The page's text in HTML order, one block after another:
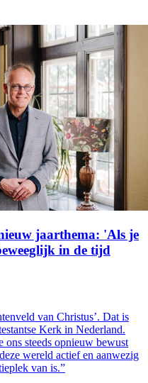
jaarthema: 'Als je
in de tijd
van Christus’. Dat is
Kerk in Nederland.
ons steeds opnieuw bewust
wereld actief en aanwezig
van is.”